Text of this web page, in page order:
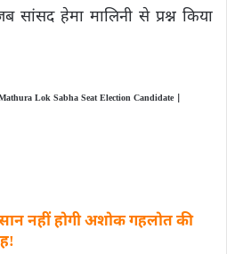
हेमा मालिनी से प्रश्न किया
Lok Sabha Seat Election Candidate |
नहीं होगी अशाेक गहलोत की